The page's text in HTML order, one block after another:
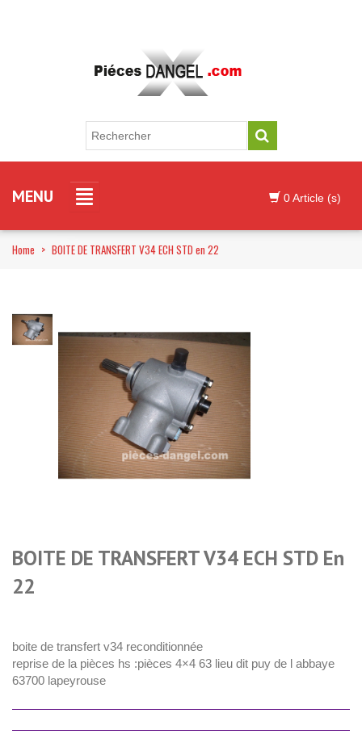
MENU 0 Article (s)
Home > BOITE DE TRANSFERT V34 ECH STD en 22
BOITE DE TRANSFERT V34 ECH STD En
22
boite de transfert v34 reconditionnée
reprise de la pièces hs :pièces 4×4 63 lieu dit puy de l abbaye
63700 lapeyrouse